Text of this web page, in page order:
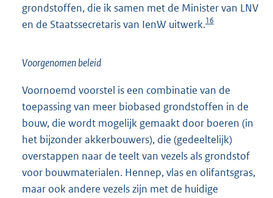
grondstoffen, die ik samen met de Minister van LNV
en de Staatssecretaris van IenW uitwerk.16
Voorgenomen beleid
Voornoemd voorstel is een combinatie van de
toepassing van meer biobased grondstoffen in de
bouw, die wordt mogelijk gemaakt door boeren (in
het bijzonder akkerbouwers), die (gedeeltelijk)
overstappen naar de teelt van vezels als grondstof
voor bouwmaterialen. Hennep, vlas en olifantsgras,
maar ook andere vezels zijn met de huidige